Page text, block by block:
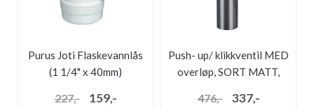
Purus Joti Flaskevannlås
(1 1/4" x 40mm)
227,- 159,-
Push- up/ klikkventil MED
overløp, SORT MATT,
476,- 337,-